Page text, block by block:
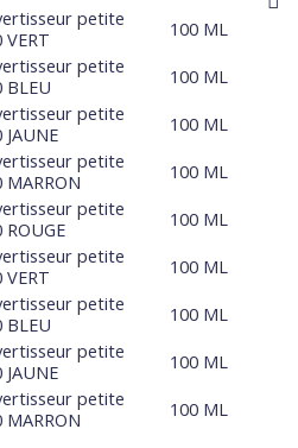
petite
VERT
100 ML
petite
BLEU
100 ML
petite
100 ML
petite
MARRON
100 ML
petite
100 ML
petite
VERT
100 ML
petite
BLEU
100 ML
petite
100 ML
petite
MARRON
100 ML